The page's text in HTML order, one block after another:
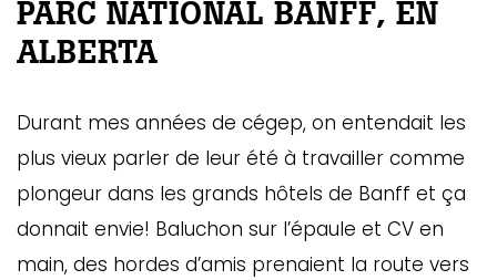
PARC NATIONAL BANFF, EN
ALBERTA
Durant mes années de cégep, on entendait les
plus vieux parler de leur été à travailler comme
plongeur dans les grands hôtels de Banff et ça
donnait envie! Baluchon sur l’épaule et CV en
main, des hordes d’amis prenaient la route vers